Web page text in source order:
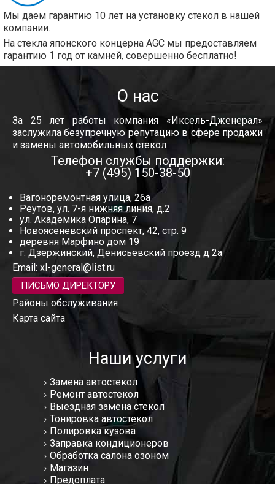
Мы даем гарантию 10 лет на установку стекол в нашей
компании.
На стекла японского концерна AGC мы предоставляем
гарантию 1 год от камней, совершенно бесплатно!
О нас
За 25 лет работы компания «Иксель-Дженерал»
заслужила безупречную репутацию в сфере продажи
и замены автомобильных стекол
Телефон службы поддержки:
+7 (495) 150-38-50
Вагоноремонтная улица, 26а
Реутов, ул. 7-я нижняя линия, д.2
ул. Академика Опарина, 7
Новоясеневский проспект, 42, стр. 9
деревня Марфино дом 19
г. Дзержинский, Денисьевский проезд д 2а
Email: xl-general@list.ru
ПИСЬМО ДИРЕКТОРУ
Районы обслуживания
Карта сайта
Наши услуги
Замена автостекол
Ремонт автостекол
Выездная замена стекол
Тонировка автостекол
Полировка кузова
Заправка кондиционеров
Обработка салона озоном
Магазин
Предоплата